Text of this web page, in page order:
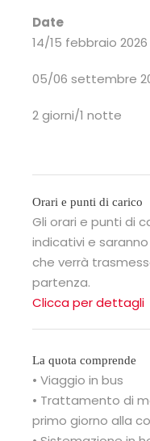
Date
14/15 febbraio 2026
05/06 settembre
2 giorni/1 notte
Orari e punti di carico
Gli orari e punti di
indicativi e
che verrà
partenza.
Clicca per dettagli
La quota comprende
• Viaggio in bus
• Trattamento di
primo giorno alla